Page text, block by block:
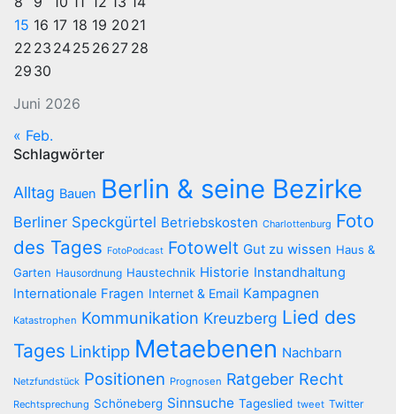
Juni 2026
15 16 17 18 19 20 21
22 23 2425 26 27 28
29 30
« Feb.
Schlagwörter
Alltag Bauen Berlin & seine Bezirke
Berliner Speckgürtel Betriebskosten Charlottenburg Foto
des Tages FotoPodcast Fotowelt Gut zu wissen Haus &
Garten Hausordnung Haustechnik Historie Instandhaltung
Internationale Fragen Internet & Email Kampagnen
Katastrophen Kommunikation Kreuzberg Lied des
Tages Linktipp Metaebenen Nachbarn
Netzfundstück Positionen Prognosen Ratgeber Recht
Rechtsprechung Schöneberg Sinnsuche Tageslied tweet Twitter